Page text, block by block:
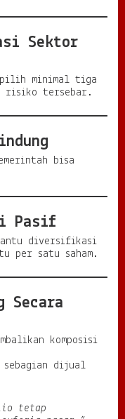
Sektor
pilih minimal tiga
risiko tersebar.
bisa
Pasif
diversifikasi
per satu saham.
Secara
komposisi
dijual
tetap